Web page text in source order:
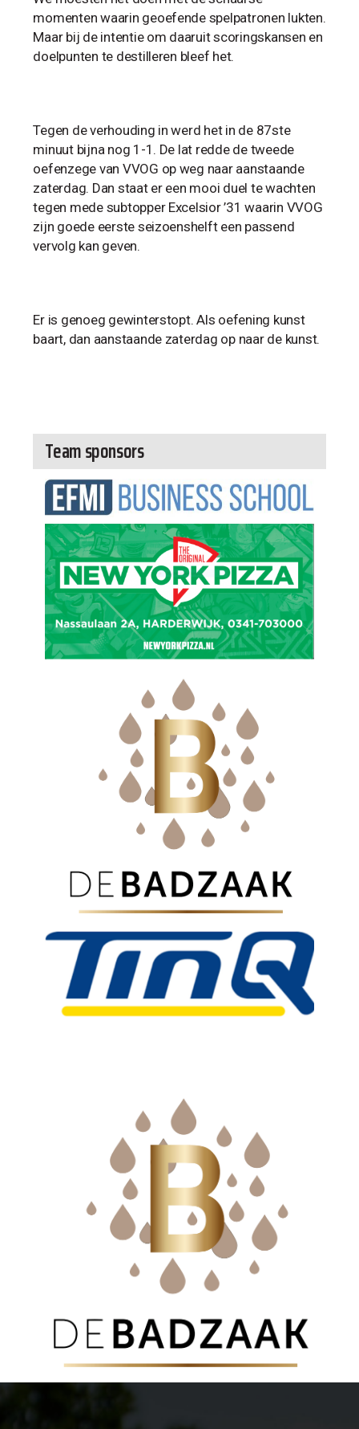
momenten waarin geoefende spelpatronen lukten.
Maar bij de intentie om daaruit scoringskansen en
doelpunten te destilleren bleef het.
Tegen de verhouding in werd het in de 87ste
minuut bijna nog 1-1. De lat redde de tweede
oefenzege van VVOG op weg naar aanstaande
zaterdag. Dan staat er een mooi duel te wachten
tegen mede subtopper Excelsior ’31 waarin VVOG
zijn goede eerste seizoenshelft een passend
vervolg kan geven.
Er is genoeg gewinterstopt. Als oefening kunst
baart, dan aanstaande zaterdag op naar de kunst.
Team sponsors